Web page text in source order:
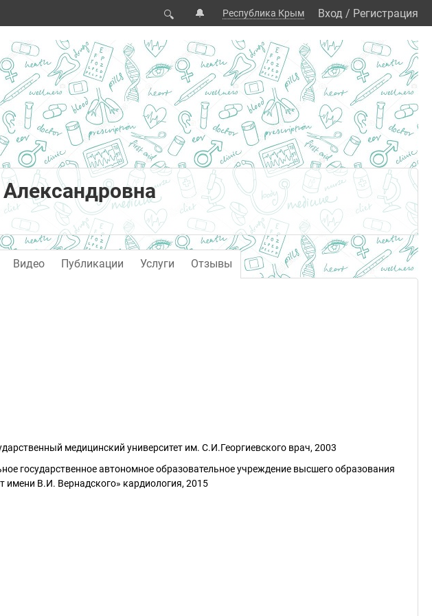
🔍 🔔 Республика Крым Вход / Регистрация
Видео Публикации Услуги Отзывы
медицинский университет им. С.И.Георгиевского врач, 2003
государственное автономное образовательное учреждение высшего образования
В.И. Вернадского» кардиология, 2015